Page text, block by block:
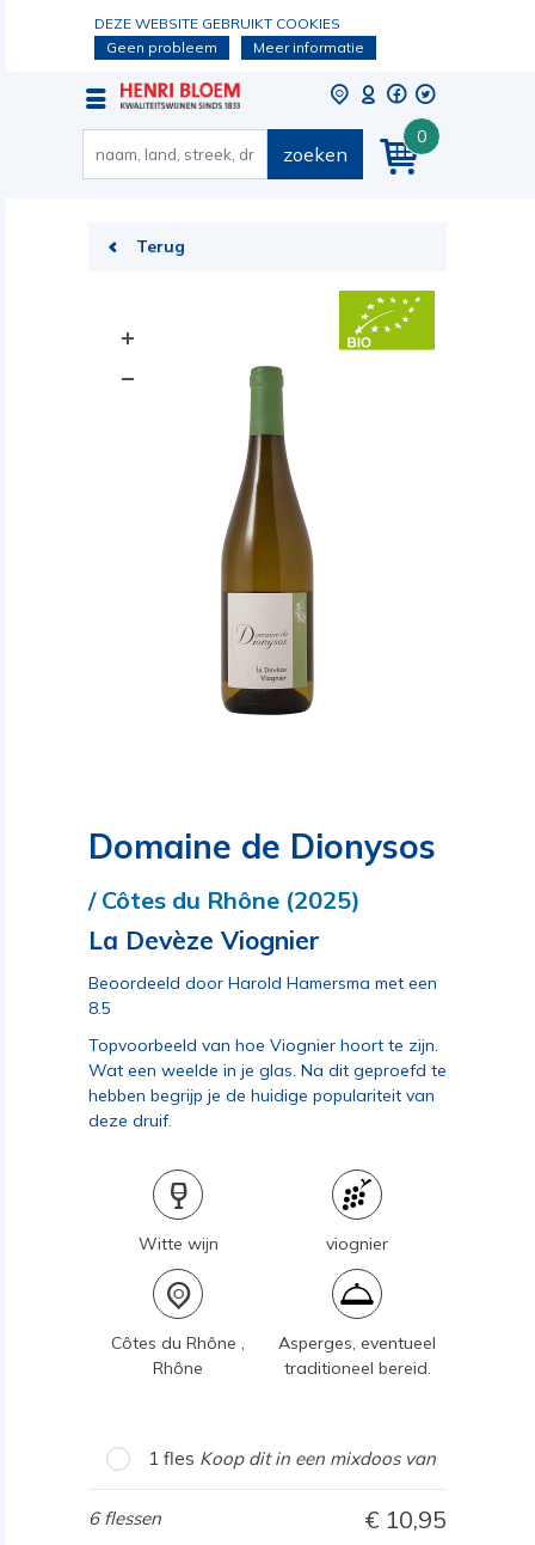
DEZE WEBSITE GEBRUIKT COOKIES
Geen probleem
Meer informatie
0
zoeken
Terug
Domaine de Dionysos
/ Côtes du Rhône (2025)
La Devèze Viognier
Beoordeeld door Harold Hamersma met een
8.5
Topvoorbeeld van hoe Viognier hoort te zijn.
Wat een weelde in je glas. Na dit geproefd te
hebben begrijp je de huidige populariteit van
deze druif.
Witte wijn viognier
Côtes du Rhône ,
Rhône
Asperges, eventueel
traditioneel bereid.
1 fles Koop dit in een mixdoos van
6 flessen 10,95